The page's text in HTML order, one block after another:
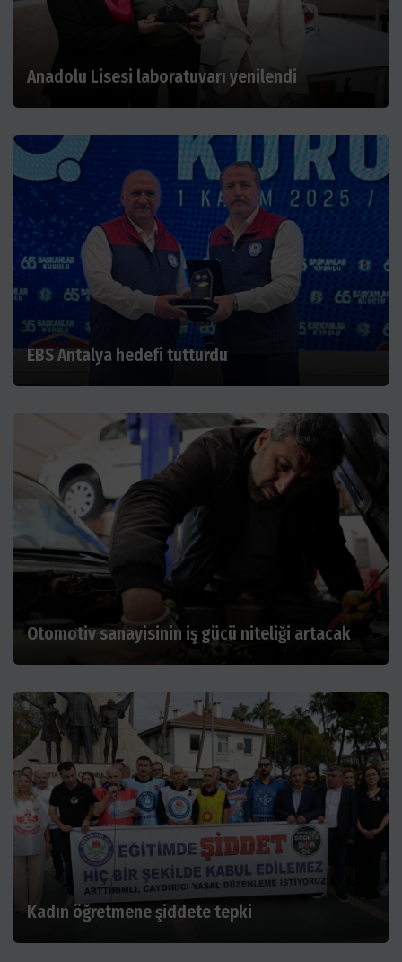
Anadolu Lisesi laboratuvarı yenilendi
EBS Antalya hedefi tutturdu
Otomotiv sanayisinin iş gücü niteliği artacak
Kadın öğretmene şiddete tepki